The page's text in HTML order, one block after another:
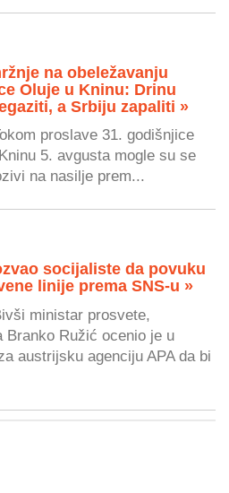
na obeležavanju
Oluje u Kninu: Drinu
a Srbiju zapaliti »
proslave 31. godišnjice
5. avgusta mogle su se
na nasilje prem...
socijaliste da povuku
linije prema SNS-u »
ministar prosvete,
Branko Ružić ocenio je u
austrijsku agenciju APA da bi